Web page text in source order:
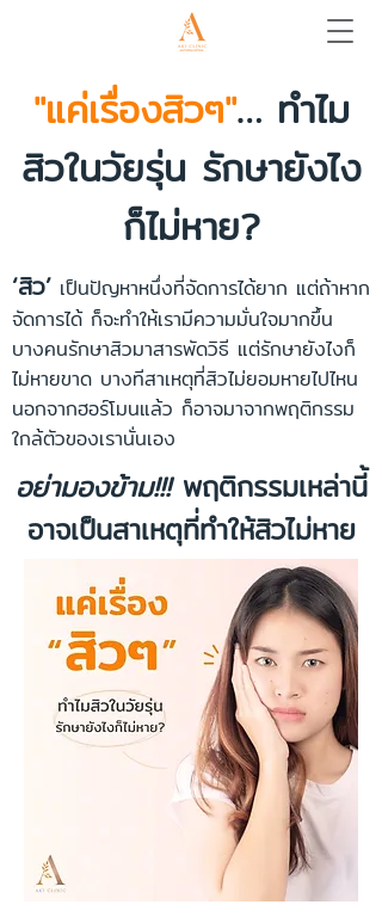
"แค่เรื่องสิวๆ"… ทำไม
สิวในวัยรุ่น รักษายังไง
ก็ไม่หาย?
‘สิว’ เป็นปัญหาหนึ่งที่จัดการได้ยาก แต่ถ้าหาก
จัดการได้ ก็จะทำให้เรามีความมั่นใจมากขึ้น
บางคนรักษาสิวมาสารพัดวิธี แต่รักษายังไงก็
ไม่หายขาด บางทีสาเหตุที่สิวไม่ยอมหายไปไหน
นอกจากฮอร์โมนแล้ว ก็อาจมาจากพฤติกรรม
ใกล้ตัวของเรานั่นเอง
อย่ามองข้าม!!!พฤติกรรมเหล่านี้
อาจเป็นสาเหตุที่ทำให้สิวไม่หาย